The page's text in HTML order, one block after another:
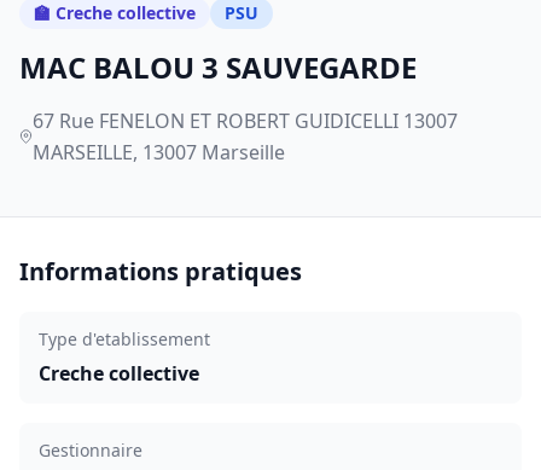
🏫 Creche collective PSU
MAC BALOU 3 SAUVEGARDE
67 Rue FENELON ET ROBERT GUIDICELLI 13007
MARSEILLE, 13007 Marseille
Informations pratiques
Type d'etablissement
Creche collective
Gestionnaire